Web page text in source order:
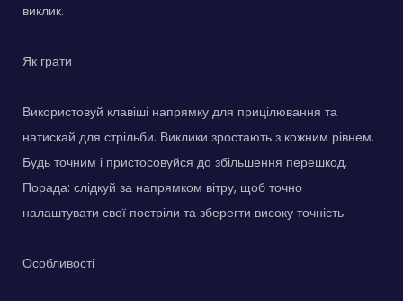
виклик.
Як грати
Використовуй клавіші напрямку для прицілювання та
натискай для стрільби. Виклики зростають з кожним рівнем.
Будь точним і пристосовуйся до збільшення перешкод.
Порада: слідкуй за напрямком вітру, щоб точно
налаштувати свої постріли та зберегти високу точність.
Особливості